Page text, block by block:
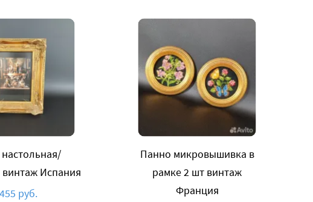
винтаж Испания
руб.
Панно микровышивка в
рамке 2 шт винтаж
Франция